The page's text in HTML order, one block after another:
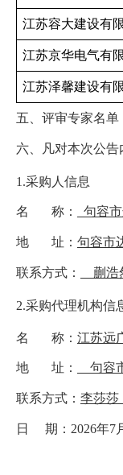
江苏容大建设有
江苏京华电气有
江苏泽馨建设有
五、 评审专家名单
六 、凡对本次公
1.采购人信息
名 称： 句容
地 址： 句容市
联系方式： 蒯浩
2.采购代理机构信
名 称： 江苏远
地 址： 句容
联系方式： 李莎莎
日 期： 2026年7